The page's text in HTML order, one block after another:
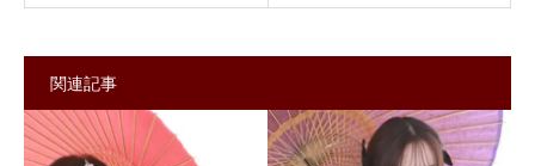
関連記事